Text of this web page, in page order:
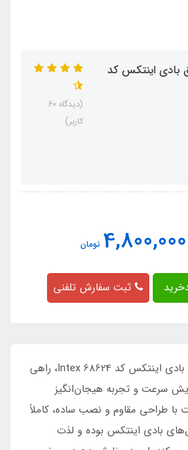
بادی اینتکس کد
(دیدگاه 60
کاربر)
4,800,000 تومان
ثبت سفارش تلفنی
کیت نصب موتور قایق بادی اینتکس کد Intex 68624، راهی
سرعت و تجربه هیجان‌انگیز
با طراحی مقاوم و نصب ساده، کاملاً
بادی اینتکس بوده و لذت